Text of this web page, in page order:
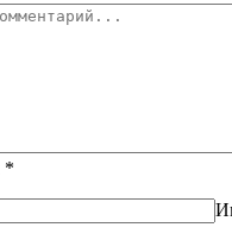
*